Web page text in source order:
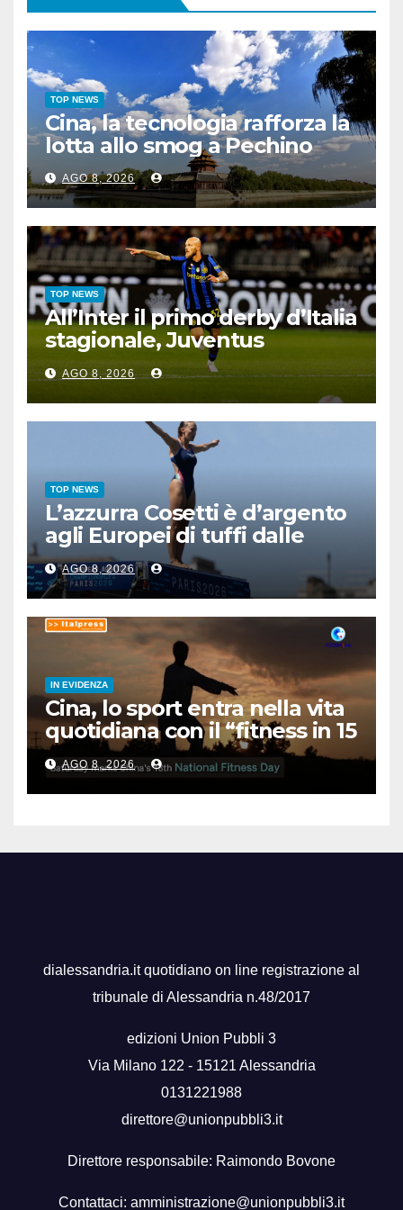
TOP NEWS
Cina, la tecnologia rafforza la
lotta allo smog a Pechino
AGO 8, 2026
TOP NEWS
All’Inter il primo derby d’Italia
stagionale, Juventus
sconfitta 2-1
AGO 8, 2026
TOP NEWS
L’azzurra Cosetti è d’argento
agli Europei di tuffi dalle
grandi altezze
AGO 8, 2026
IN EVIDENZA
Cina, lo sport entra nella vita
quotidiana con il “fitness in 15
minuti”
AGO 8, 2026
dialessandria.it quotidiano on line registrazione al
tribunale di Alessandria n.48/2017
edizioni Union Pubbli 3
Via Milano 122 - 15121 Alessandria
0131221988
direttore@unionpubbli3.it
Direttore responsabile: Raimondo Bovone
Contattaci: amministrazione@unionpubbli3.it